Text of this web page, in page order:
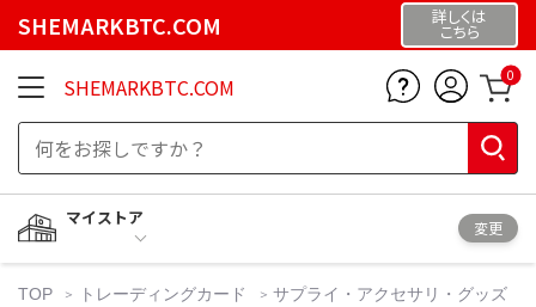
SHEMARKBTC.COM 詳しくは
こちら
SHEMARKBTC.COM 0
マイストア
変更
TOP トレーディングカード
サプライ・アクセサリ・グッズ